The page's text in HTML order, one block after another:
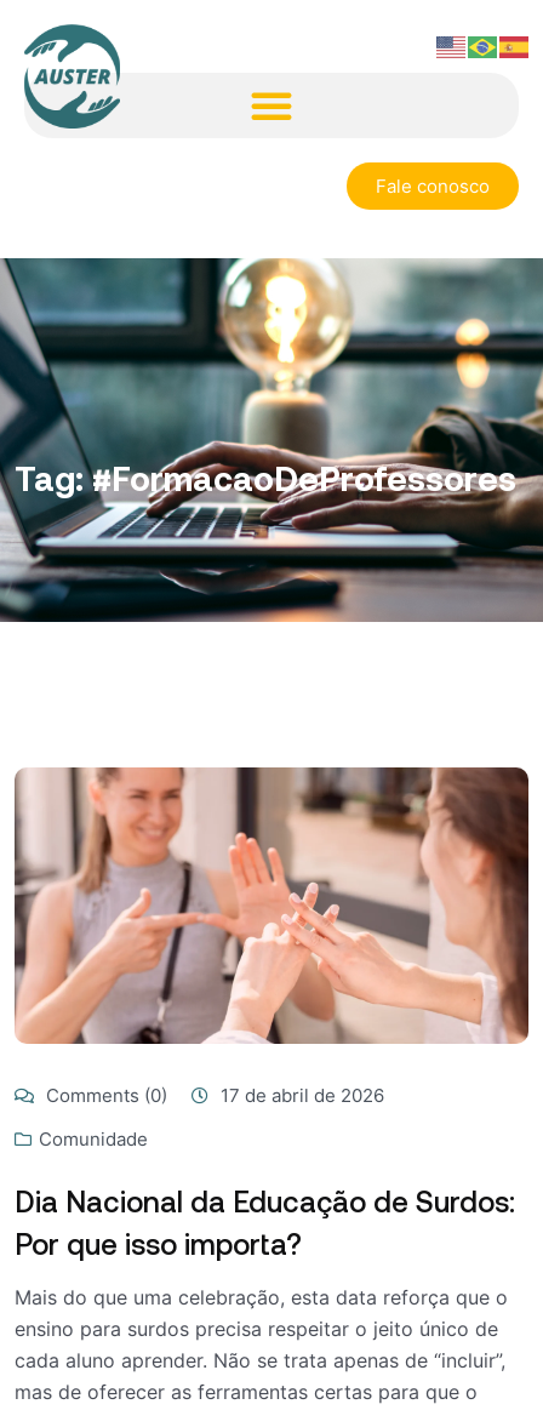
Fale conosco
Tag:#FormacaoDeProfessores
Comments (0)
17 de abril de 2026
Comunidade
Dia Nacional da Educação de Surdos:
Por que isso importa?
Mais do que uma celebração, esta data reforça que o
ensino para surdos precisa respeitar o jeito único de
cada aluno aprender. Não se trata apenas de “incluir”,
mas de oferecer as ferramentas certas para que o